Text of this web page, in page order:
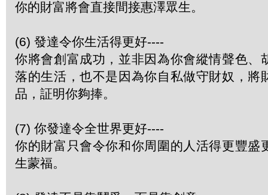
你的財富將會直接間接惠澤眾生。
(6) 發達令你生活得更好----
你將會創富成功，並非因為你會縱情聲色、
落的生活，也不是因為你自私做守財奴，將
品，証明你夠捧。
(7) 你發達令全世界更好----
你的財富只會令你和你周圍的人活得更豐盛
生蒙福。